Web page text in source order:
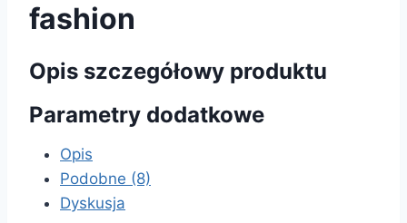
fashion
Opis szczegółowy produktu
Parametry dodatkowe
Opis
Podobne (8)
Dyskusja